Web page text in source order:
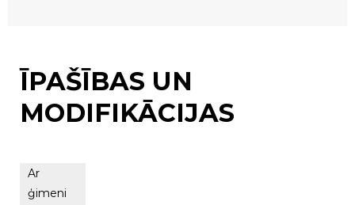
ĪPAŠĪBAS UN
MODIFIKĀCIJAS
Ar
ģimeni